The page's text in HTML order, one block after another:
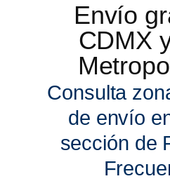
Envío
CDMX
Consulta
de envío
sección de